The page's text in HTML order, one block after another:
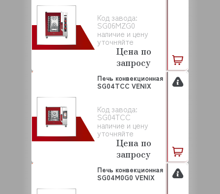
Код завода:
SG06MZG0
наличие и цену
уточняйте
Цена по
запросу
Код завода:
SG04TCC
наличие и цену
уточняйте
Печь конвекционная
SG04TCC VENIX
Цена по
запросу
Печь конвекционная
SG04M0G0 VENIX